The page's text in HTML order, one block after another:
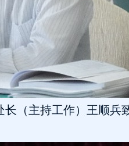
（主持工作）王顺兵